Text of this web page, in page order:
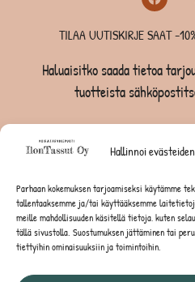
Hallinnoi
Parhaan kokemuksen tarjoamiseksi käytämme
tallentaaksemme ja/tai käyttääksemme
meille mahdollisuuden käsitellä tietoja, kuten
tällä sivustolla. Suostumuksen jättäminen tai
tiettyihin ominaisuuksiin ja toimintoihin.
TILAA UUTISKIRJE SAAT -
Haluaisitko saada tietoa
tuotteista
TILAA UUTISKIRJE -SAAT -10%